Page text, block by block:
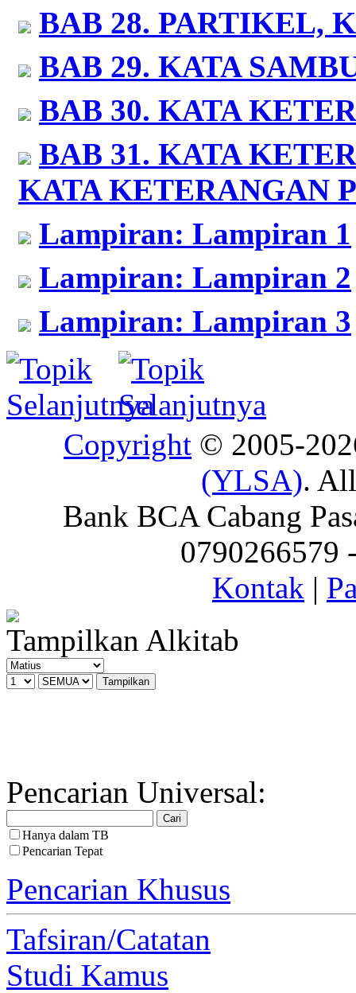
BAB 28. PARTIKEL,
BAB 29. KATA
BAB 30. KATA
BAB 31. KATA
KATA KETERANGAN
Lampiran: Lampiran 1
Lampiran: Lampiran 2
Lampiran: Lampiran 3
Copyright © 2005-
(YLSA).
Bank BCA Cabang
0790266579
Kontak |
Tampilkan Alkitab
Pencarian Universal:
Hanya dalam TB
Pencarian Tepat
Pencarian Khusus
Tafsiran/Catatan
Studi Kamus